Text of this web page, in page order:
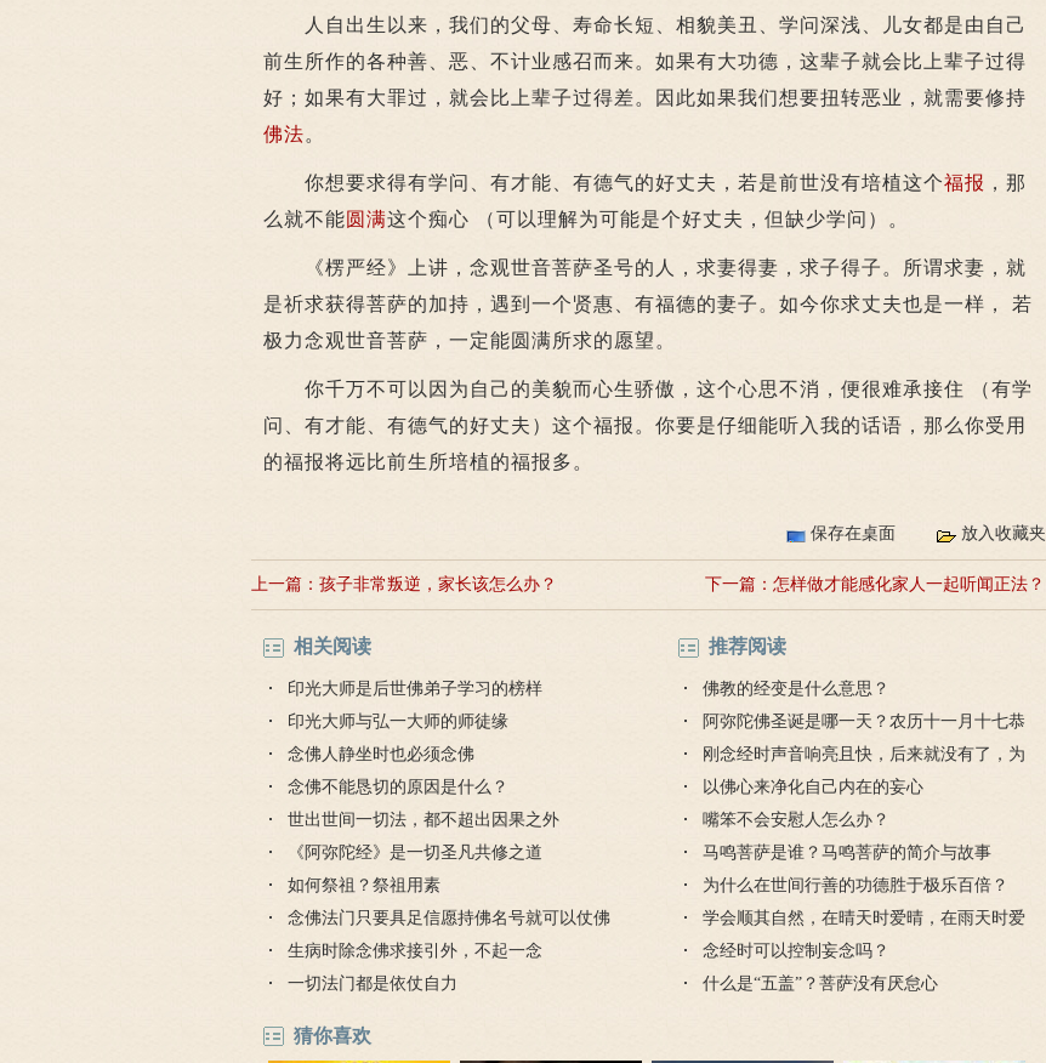
人自出生以来，我们的父母、寿命长短、相貌美丑、学问深浅、儿女都是由自己
前生所作的各种善、恶、不计业感召而来。如果有大功德，这辈子就会比上辈子过得
好；如果有大罪过，就会比上辈子过得差。因此如果我们想要扭转恶业，就需要修持
佛法。
你想要求得有学问、有才能、有德气的好丈夫，若是前世没有培植这个福报 ，那
么就不能圆满这个痴心 （可以理解为可能是个好丈夫，但缺少学问）。
《楞严经》上讲，念观世音菩萨圣号的人，求妻得妻，求子得子。所谓求妻，就
是祈求获得菩萨的加持，遇到一个贤惠、有福德的妻子。如今你求丈夫也是一样， 若
极力念观世音菩萨，一定能圆满所求的愿望。
你千万不可以因为自己的美貌而心生骄傲，这个心思不消，便很难承接住 （有学
问、有才能、有德气的好丈夫）这个福报。你要是仔细能听入我的话语，那么你受用
的福报将远比前生所培植的福报多。
保存在桌面 放入收藏夹
上一篇： 孩子非常叛逆，家长该怎么办？ 下一篇： 怎样做才能感化家人一起听闻正法？
相关阅读
印光大师是后世佛弟子学习的榜样
印光大师与弘一大师的师徒缘
念佛人静坐时也必须念佛
念佛不能恳切的原因是什么？
世出世间一切法，都不超出因果之外
《阿弥陀经》是一切圣凡共修之道
如何祭祖？祭祖用素
念佛法门只要具足信愿持佛名号就可以仗佛
慈力
生病时除念佛求接引外，不起一念
一切法门都是依仗自力
推荐阅读
佛教的经变是什么意思？
阿弥陀佛圣诞是哪一天？农历十一月十七恭
迎弥陀圣诞
刚念经时声音响亮且快，后来就没有了，为
什么？
以佛心来净化自己内在的妄心
嘴笨不会安慰人怎么办？
马鸣菩萨是谁？马鸣菩萨的简介与故事
为什么在世间行善的功德胜于极乐百倍？
学会顺其自然，在晴天时爱晴，在雨天时爱
雨
念经时可以控制妄念吗？
什么是“五盖”？菩萨没有厌怠心
猜你喜欢